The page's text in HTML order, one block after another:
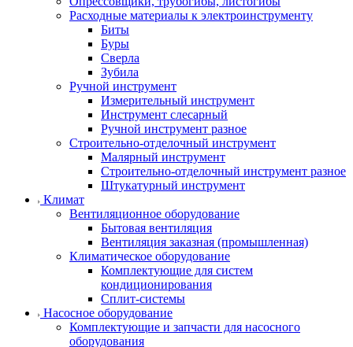
Расходные материалы к электроинструменту
Биты
Буры
Сверла
Зубила
Ручной инструмент
Измерительный инструмент
Инструмент слесарный
Ручной инструмент разное
Строительно-отделочный инструмент
Малярный инструмент
Строительно-отделочный инструмент разное
Штукатурный инструмент
Климат
Вентиляционное оборудование
Бытовая вентиляция
Вентиляция заказная (промышленная)
Климатическое оборудование
Комплектующие для систем
кондиционирования
Сплит-системы
Насосное оборудование
Комплектующие и запчасти для насосного
оборудования